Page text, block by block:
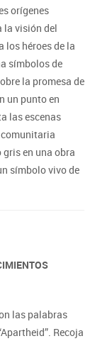
orígenes
la visión del
los héroes de la
símbolos de
la promesa de
un punto en
las escenas
en una obra
símbolo vivo de
las palabras
Recoja